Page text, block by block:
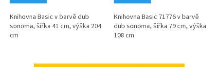
Knihovna Basic v barvě dub
sonoma, šířka 41 cm, výška 204
cm
Knihovna Basic 71776 v barvě
dub sonoma, šířka 79 cm, výška
108 cm